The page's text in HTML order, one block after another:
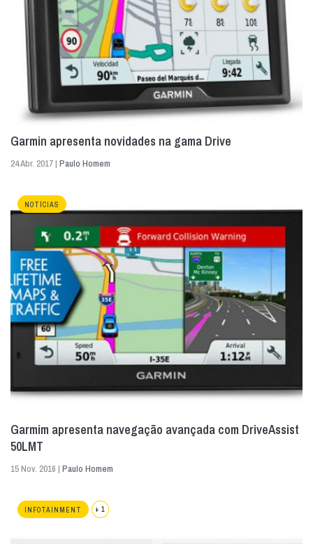
Garmin apresenta novidades na gama Drive
24 Abr. 2017 | Paulo Homem
NOTÍCIAS
Garmim apresenta navegação avançada com DriveAssist
50LMT
15 Nov. 2016 | Paulo Homem
INFOTAINMENT + 1